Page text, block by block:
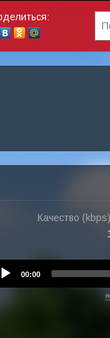
Качество
00:00